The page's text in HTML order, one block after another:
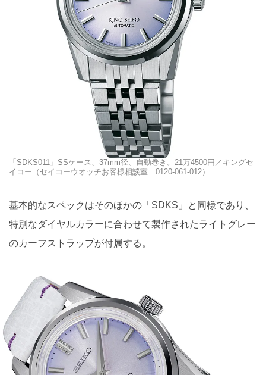
「SDKS011」SSケース、37mm径、自動巻き。21万4500円／キングセ
イコー（セイコーウオッチお客様相談室 0120-061-012）
基本的なスペックはそのほかの「SDKS」と同様であり、
特別なダイヤルカラーに合わせて製作されたライトグレー
のカーフストラップが付属する。